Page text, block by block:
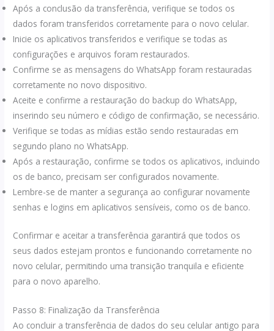
Após a conclusão da transferência, verifique se todos os
dados foram transferidos corretamente para o novo celular.
Inicie os aplicativos transferidos e verifique se todas as
configurações e arquivos foram restaurados.
Confirme se as mensagens do WhatsApp foram restauradas
corretamente no novo dispositivo.
Aceite e confirme a restauração do backup do WhatsApp,
inserindo seu número e código de confirmação, se necessário.
Verifique se todas as mídias estão sendo restauradas em
segundo plano no WhatsApp.
Após a restauração, confirme se todos os aplicativos, incluindo
os de banco, precisam ser configurados novamente.
Lembre-se de manter a segurança ao configurar novamente
senhas e logins em aplicativos sensíveis, como os de banco.
Confirmar e aceitar a transferência garantirá que todos os
seus dados estejam prontos e funcionando corretamente no
novo celular, permitindo uma transição tranquila e eficiente
para o novo aparelho.
Passo 8: Finalização da Transferência
Ao concluir a transferência de dados do seu celular antigo para